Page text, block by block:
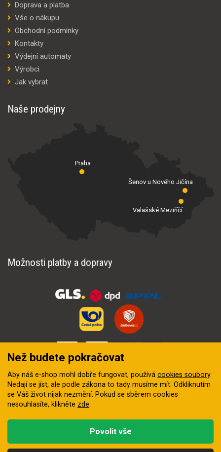
Doprava a platba
Vše o nákupu
Obchodní podmínky
Kontakty
Výdejní automaty
Výrobci
Jak vybrat
Naše prodejny
Praha
Valašské Meziříčí
Šenov u Nového Jičína
Možnosti platby a dopravy
digitální agentura FEO
Než budete pokračovat
Aby náš e-shop mohl dobře fungovat, používá cookies soubory.
Nedají se jíst, ale podle zákona to tady musíme mít. Odkliknutím
se Váš život nijak nezmění. Pokud se sběrem cookies
nesouhlasíte, klikněte zde.
Povolit vše